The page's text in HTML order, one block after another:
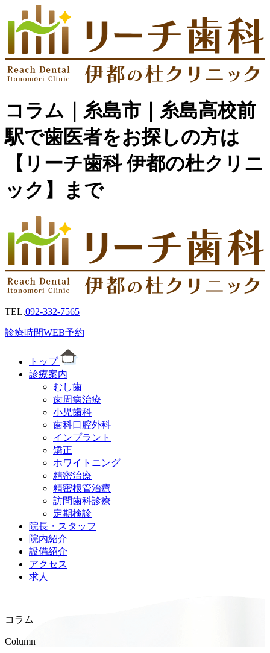
コラム｜糸島市｜糸島高校前
駅で歯医者をお探しの方は
【リーチ歯科 伊都の杜クリニ
ック】まで
TEL.092-332-7565
診療時間WEB予約
トップ
診療案内
むし歯
歯周病治療
小児歯科
歯科口腔外科
インプラント
矯正
ホワイトニング
精密治療
精密根管治療
訪問歯科診療
定期検診
院長・スタッフ
院内紹介
設備紹介
アクセス
求人
コラム
Column